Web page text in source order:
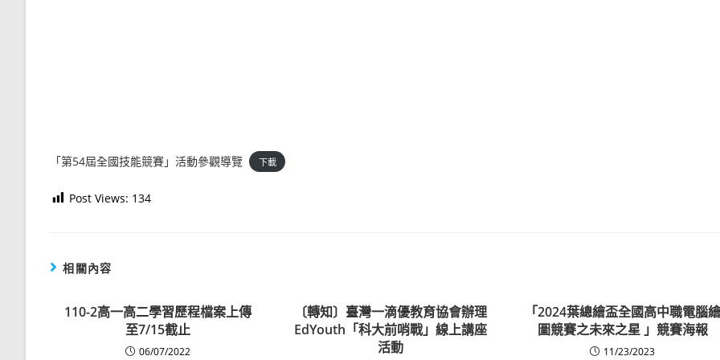
「第54屆全國技能競賽」活動參觀導覽 下載
Post Views: 134
相關內容
110-2高一高二學習歷程檔案上傳
至7/15截止
06/07/2022
〔轉知〕臺灣一滴優教育協會辦理
EdYouth「科大前哨戰」線上講座
活動
「2024葉總繪盃全國高中職電腦繪
圖競賽之未來之星 」競賽海報
11/23/2023